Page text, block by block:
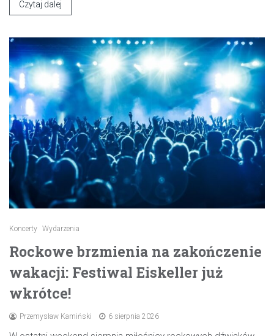
Czytaj dalej
Koncerty Wydarzenia
Rockowe brzmienia na zakończenie
wakacji: Festiwal Eiskeller już
wkrótce!
Przemysław Kamiński 6 sierpnia 2026